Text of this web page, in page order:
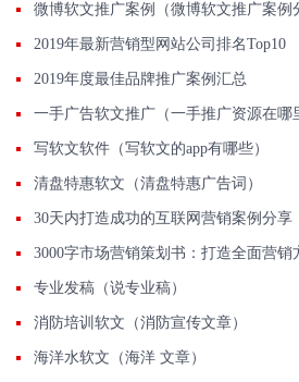
微博软文推广案例（微博软文推广案例
2019年最新营销型网站公司排名Top10
2019年度最佳品牌推广案例汇总
一手广告软文推广（一手推广资源在哪
写软文软件（写软文的app有哪些）
清盘特惠软文（清盘特惠广告词）
30天内打造成功的互联网营销案例分享
3000字市场营销策划书：打造全面营销
专业发稿（说专业稿）
消防培训软文（消防宣传文章）
海洋水软文（海洋 文章）